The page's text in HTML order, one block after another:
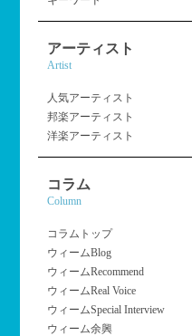
アーティスト
Artist
人気アーティスト
邦楽アーティスト
洋楽アーティスト
コラム
Column
コラムトップ
ウィームBlog
ウィームRecommend
ウィームReal Voice
ウィームSpecial Interview
ウィーム余興